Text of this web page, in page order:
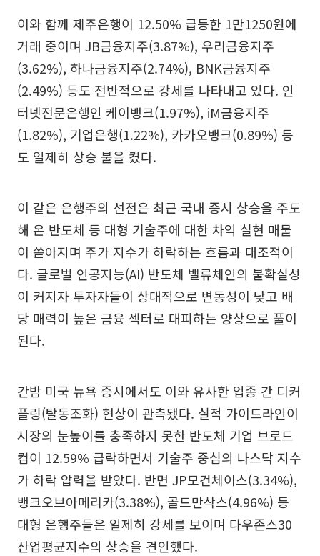
이와 함께 제주은행이 12.50% 급등한 1만1250원에
거래 중이며 JB금융지주(3.87%), 우리금융지주
(3.62%), 하나금융지주(2.74%), BNK금융지주
(2.49%) 등도 전반적으로 강세를 나타내고 있다. 인
터넷전문은행인 케이뱅크(1.97%), iM금융지주
(1.82%), 기업은행(1.22%), 카카오뱅크(0.89%) 등
도 일제히 상승 불을 켰다.
이 같은 은행주의 선전은 최근 국내 증시 상승을 주도
해 온 반도체 등 대형 기술주에 대한 차익 실현 매물
이 쏟아지며 주가 지수가 하락하는 흐름과 대조적이
다. 글로벌 인공지능(AI) 반도체 밸류체인의 불확실성
이 커지자 투자자들이 상대적으로 변동성이 낮고 배
당 매력이 높은 금융 섹터로 대피하는 양상으로 풀이
된다.
간밤 미국 뉴욕 증시에서도 이와 유사한 업종 간 디커
플링(탈동조화) 현상이 관측됐다. 실적 가이드라인이
시장의 눈높이를 충족하지 못한 반도체 기업 브로드
컴이 12.59% 급락하면서 기술주 중심의 나스닥 지수
가 하락 압력을 받았다. 반면 JP모건체이스(3.34%),
뱅크오브아메리카(3.38%), 골드만삭스(4.96%) 등
대형 은행주들은 일제히 강세를 보이며 다우존스30
산업평균지수의 상승을 견인했다.